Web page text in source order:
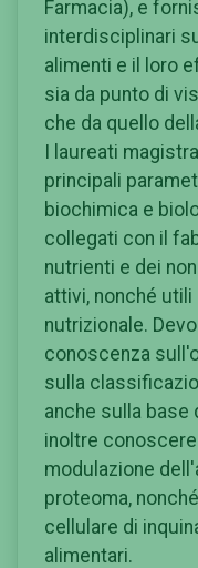
Farmacia), e
interdisciplinari
alimenti e il loro
sia da punto di
che da quello
I laureati
principali
biochimica e
collegati con il
nutrienti e dei
attivi, nonché
nutrizionale.
conoscenza
sulla
anche sulla base
inoltre
modulazione
proteoma,
cellulare di
alimentari.